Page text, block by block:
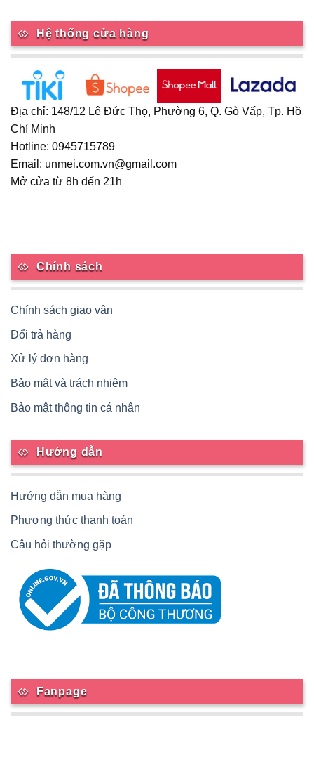
thể.
Các
tùy
chọn
có
được
trên
trang
sản
Hệ thống cửa hàng
Địa chỉ: 148/12 Lê Đức Thọ, Phường 6, Q. Gò Vấp, Tp. Hồ
Chí Minh
Hotline: 0945715789
Email: unmei.com.vn@gmail.com
Mở cửa từ 8h đến 21h
Chính sách
Chính sách giao vận
Đổi trả hàng
Xử lý đơn hàng
Bảo mật và trách nhiệm
Bảo mật thông tin cá nhân
Hướng dẫn
Hướng dẫn mua hàng
Phương thức thanh toán
Câu hỏi thường gặp
Fanpage